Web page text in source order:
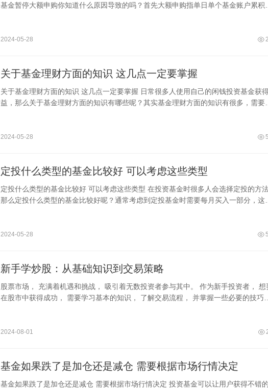
基金暂停大额申购你知道什么原因导致的吗？首先大额申购指单日单个基金账户累积申
2024-05-28
关于基金理财方面的知识 这几点一定要掌握
关于基金理财方面的知识 这几点一定要掌握 日常很多人使用自己的闲钱投资基金获得收
益，那么关于基金理财方面的知识有哪些呢？其实基金理财方面的知识有很多，需要用
2024-05-28
定投什么类型的基金比较好 可以考虑这些类型
定投什么类型的基金比较好 可以考虑这些类型 在投资基金时很多人会选择定投的方法，
那么定投什么类型的基金比较好呢？通常考虑到定投基金时需要每月买入一部分，这时
2024-05-28
新手学炒股：从基础知识到交易策略
股票市场， 充满着机遇和挑战， 吸引着无数投资者参与其中。 作为新手投资者， 想
在股市中获得成功， 需要学习基本的知识， 了解交易流程， 并掌握一些必要的技巧。
2024-08-01
基金如果跌了是加仓还是减仓 需要根据市场行情决定
基金如果跌了是加仓还是减仓 需要根据市场行情决定 投资基金可以让用户获得不错的收